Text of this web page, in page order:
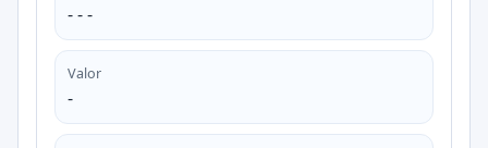
- - -
Valor
-